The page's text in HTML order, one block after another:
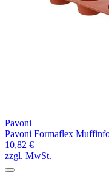
Pavoni
Pavoni Formaflex
10,82 €
zzgl. MwSt.